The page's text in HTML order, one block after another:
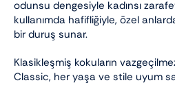
odunsu dengesiyle kadınsı
kullanımda hafifliğiyle, özel
bir duruş sunar.
Klasikleşmiş kokuların
Classic, her yaşa ve stile uyum